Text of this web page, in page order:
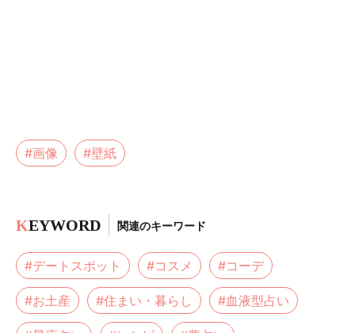
#画像 #壁紙
KEYWORD 関連のキーワード
#デートスポット #コスメ #コーデ
#お土産 #住まい・暮らし #血液型占い